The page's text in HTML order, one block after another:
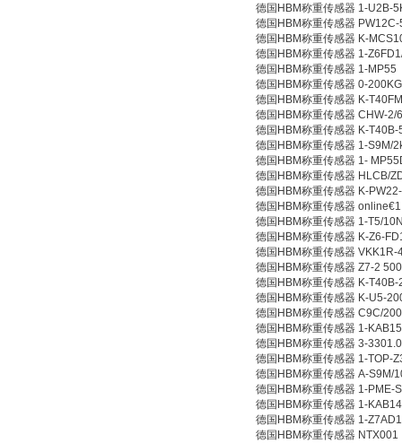
德国HBM称重传感器 1-U2B-
德国HBM称重传感器 PW12C-
德国HBM称重传感器 K-
德国HBM称重传感器 1-
德国HBM称重传感器 1-MP55
德国HBM称重传感器 0-
德国HBM称重传感器 K-
德国HBM称重传感器 CHW-2/
德国HBM称重传感器 K-
德国HBM称重传感器 1-S9M/
德国HBM称重传感器 1-
德国HBM称重传感器 HLCB/
德国HBM称重传感器 K-
德国HBM称重传感器
德国HBM称重传感器 1-T5/
德国HBM称重传感器 K-Z6-
德国HBM称重传感器 VKK1R-
德国HBM称重传感器 Z7-2
德国HBM称重传感器 K-
德国HBM称重传感器 K-U5-
德国HBM称重传感器 C9C/
德国HBM称重传感器 1-
德国HBM称重传感器 3-
德国HBM称重传感器 1-TOP-
德国HBM称重传感器 A-S9M/
德国HBM称重传感器 1-PME-
德国HBM称重传感器 1-
德国HBM称重传感器 1-
德国HBM称重传感器 NTX001